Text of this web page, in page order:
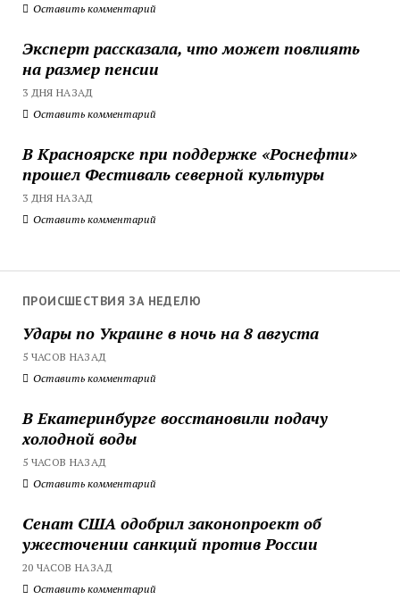
Оставить комментарий
Эксперт рассказала, что может повлиять
на размер пенсии
3 ДНЯ НАЗАД
Оставить комментарий
В Красноярске при поддержке «Роснефти»
прошел Фестиваль северной культуры
3 ДНЯ НАЗАД
Оставить комментарий
ПРОИСШЕСТВИЯ ЗА НЕДЕЛЮ
Удары по Украине в ночь на 8 августа
5 ЧАСОВ НАЗАД
Оставить комментарий
В Екатеринбурге восстановили подачу
холодной воды
5 ЧАСОВ НАЗАД
Оставить комментарий
Сенат США одобрил законопроект об
ужесточении санкций против России
20 ЧАСОВ НАЗАД
Оставить комментарий